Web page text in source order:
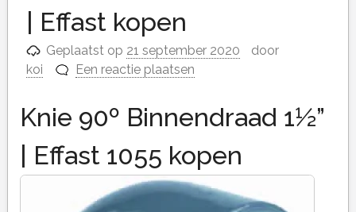
| Effast kopen
Geplaatst op 21 september 2020
door
koi
Een reactie plaatsen
Knie 90º Binnendraad 1½”
| Effast 1055 kopen